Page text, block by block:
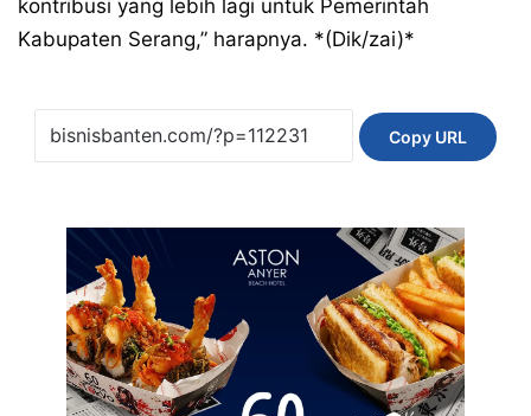
kontribusi yang lebih lagi untuk Pemerintah
Kabupaten Serang,” harapnya. *(Dik/zai)*
Copy URL